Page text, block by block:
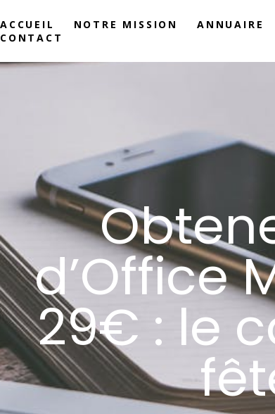
ACCUEIL NOTRE MISSION ANNUAIRE
CONTACT
d’Office
29€ : le